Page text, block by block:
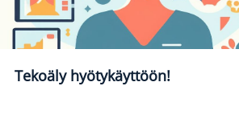
Tekoäly hyötykäyttöön!